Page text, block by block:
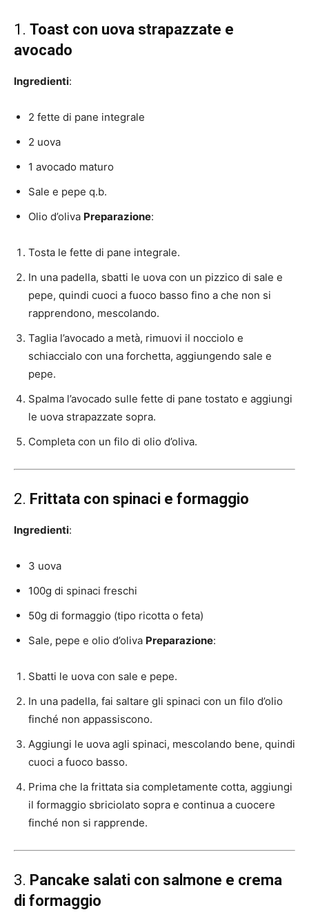
1. Toast con uova strapazzate e
avocado
Ingredienti:
2 fette di pane integrale
2 uova
1 avocado maturo
Sale e pepe q.b.
Olio d’oliva Preparazione:
Tosta le fette di pane integrale.
In una padella, sbatti le uova con un pizzico di sale e
pepe, quindi cuoci a fuoco basso fino a che non si
rapprendono, mescolando.
Taglia l’avocado a metà, rimuovi il nocciolo e
schiaccialo con una forchetta, aggiungendo sale e
pepe.
Spalma l’avocado sulle fette di pane tostato e aggiungi
le uova strapazzate sopra.
Completa con un filo di olio d’oliva.
2. Frittata con spinaci e formaggio
Ingredienti:
3 uova
100g di spinaci freschi
50g di formaggio (tipo ricotta o feta)
Sale, pepe e olio d’oliva Preparazione:
Sbatti le uova con sale e pepe.
In una padella, fai saltare gli spinaci con un filo d’olio
finché non appassiscono.
Aggiungi le uova agli spinaci, mescolando bene, quindi
cuoci a fuoco basso.
Prima che la frittata sia completamente cotta, aggiungi
il formaggio sbriciolato sopra e continua a cuocere
finché non si rapprende.
3. Pancake salati con salmone e crema
di formaggio